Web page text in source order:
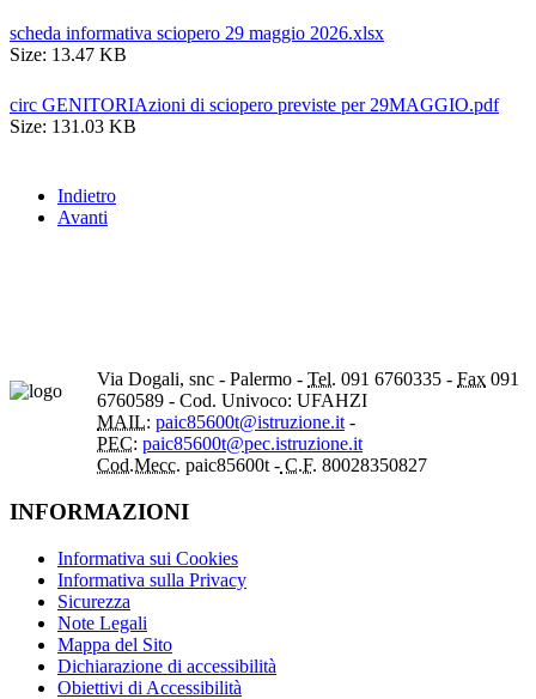
scheda informativa sciopero 29 maggio 2026.xlsx
Size: 13.47 KB
circ GENITORIAzioni di sciopero previste per 29MAGGIO.pdf
Size: 131.03 KB
Indietro
Avanti
Via Dogali, snc - Palermo - Tel. 091 6760335 - Fax 091
6760589 - Cod. Univoco: UFAHZI
MAIL: paic85600t@istruzione.it-
PEC: paic85600t@pec.istruzione.it
Cod.Mecc. paic85600t - C.F. 80028350827
INFORMAZIONI
Informativa sui Cookies
Informativa sulla Privacy
Sicurezza
Note Legali
Mappa del Sito
Dichiarazione di accessibilità
Obiettivi di Accessibilità